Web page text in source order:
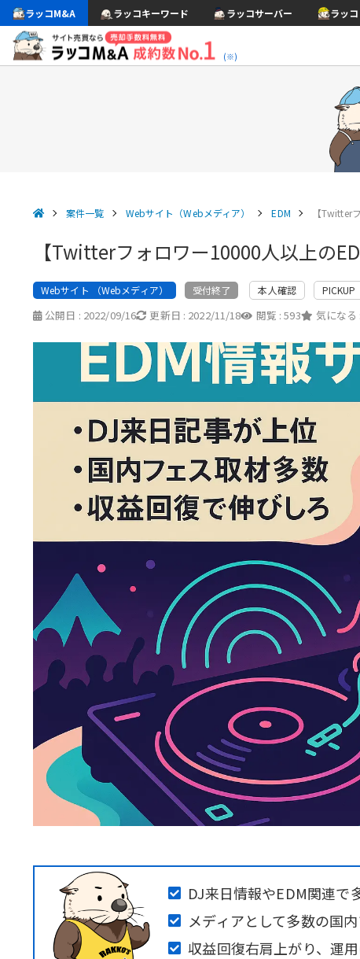
ラッコM&A ラッコキーワード ラッコサーバー ラッ
(※)
案件一覧 Webサイト（Webメディア） EDM 【Twitter
【Twitterフォロワー10000人以上の
Webサイト （Webメディア） 受付終了 本人確認 PICKUP
公開日 : 2022/09/16 更新日 : 2022/11/18 閲覧 :593 気になる :
DJ来日情報やEDM関連で
メディアとして多数の国
収益回復右肩上がり、運